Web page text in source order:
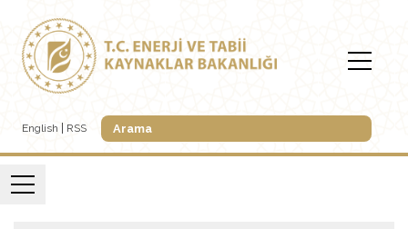
English RSS